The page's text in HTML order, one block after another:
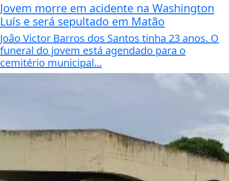
Jovem morre em acidente na Washington
Luís e será sepultado em Matão
João Victor Barros dos Santos tinha 23 anos. O
funeral do jovem está agendado para o
cemitério municipal...